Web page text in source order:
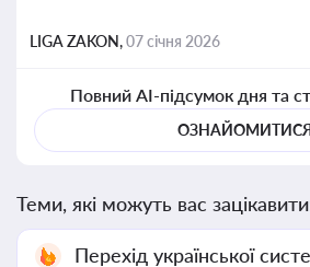
LIGA ZAKON,07 січня 2026
Повний AI-підсумок дня та
Теми, які можуть вас
Перехід української